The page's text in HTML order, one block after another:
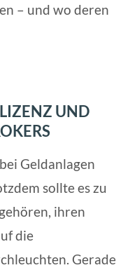
– und wo deren
UND
Geldanlagen
sollte es zu
ihren
die
Gerade